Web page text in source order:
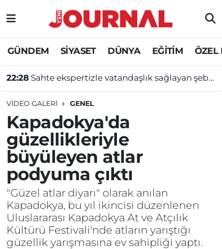
GÜNDEM SİYASET DÜNYA EĞİTİM ÖZEL
22:28 Sahte ekspertizle vatandaşlık sağlayan şebekeye operasyon
VIDEO GALERI GENEL
Kapadokya'da
güzellikleriyle
büyüleyen atlar
podyuma çıktı
"Güzel atlar diyarı" olarak anılan
Kapadokya, bu yıl ikincisi düzenlenen
Uluslararası Kapadokya At ve Atçılık
Kültürü Festivali'nde atların yarıştığı
güzellik yarışmasına ev sahipliği yaptı.
GÜNDEM
SİYASET
DÜNYA
EĞİTİM
ÖZEL HABER
Nöbetçi Eczaneler
Hava Durumu
Süper Lig Puan Durumu ve Fikstür
Tüm Manşetler
Son Dakika Haberleri
Haber Arşivi